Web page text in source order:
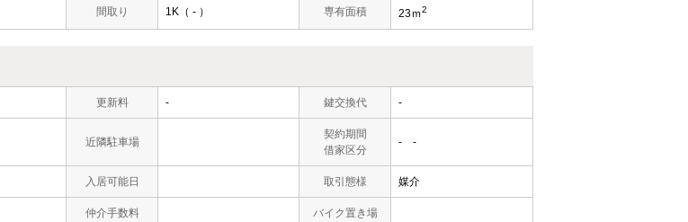
間取り 1K（ - ） 専有面積 23ｍ2
更新料 - 鍵交換代 -
近隣駐車場
契約期間
借家区分
- -
入居可能日 取引態様 媒介
仲介手数料 バイク置き場